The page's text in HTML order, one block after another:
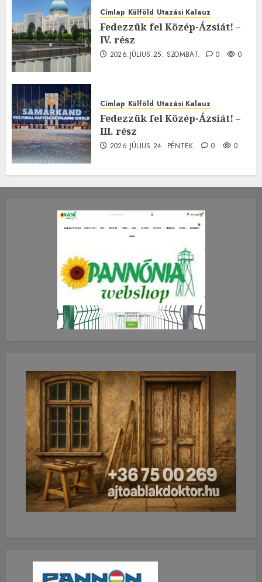
Címlap Külföld Utazási Kalauz
Fedezzük fel Közép-Ázsiát! –
IV. rész
2026.JÚLIUS.25. SZOMBAT. 0 0
Címlap Külföld Utazási Kalauz
Fedezzük fel Közép-Ázsiát! –
III. rész
2026.JÚLIUS.24. PÉNTEK. 0 0